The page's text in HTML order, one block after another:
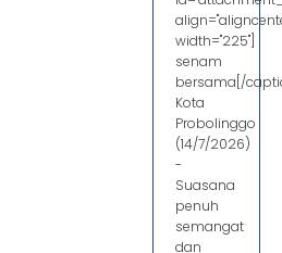
width="225"]
senam
bersama[/
Kota
Probolinggo
(14/7/2026)
-
Suasana
penuh
semangat
dan